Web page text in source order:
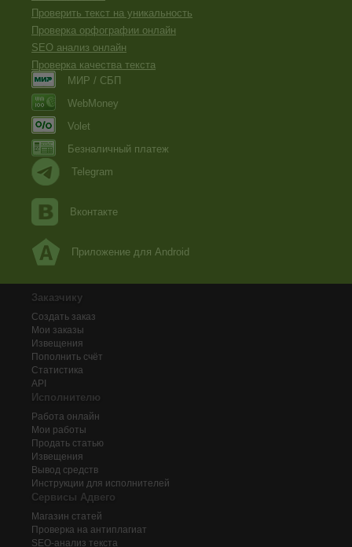
Проверить текст на уникальность
Проверка орфографии онлайн
SEO анализ онлайн
Проверка качества текста
МИР / СБП
WebMoney
Volet
Безналичный платеж
Telegram
Вконтакте
Приложение для Android
Заказчику
Создать заказ
Мои заказы
Извещения
Пополнить счёт
Статистика
API
Исполнителю
Работа онлайн
Мои работы
Продать статью
Извещения
Вывод средств
Инструкции для исполнителей
Сервисы Адвего
Магазин статей
Проверка на антиплагиат
SEO-анализ текста